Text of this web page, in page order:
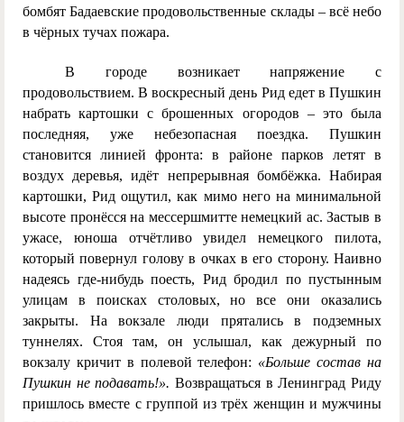
бомбят Бадаевские продовольственные склады – всё небо
в чёрных тучах пожара.
В городе возникает напряжение с
продовольствием. В воскресный день Рид едет в Пушкин
набрать картошки с брошенных огородов – это была
последняя, уже небезопасная поездка. Пушкин
становится линией фронта: в районе парков летят в
воздух деревья, идёт непрерывная бомбёжка. Набирая
картошки, Рид ощутил, как мимо него на минимальной
высоте пронёсся на мессершмитте немецкий ас. Застыв в
ужасе, юноша отчётливо увидел немецкого пилота,
который повернул голову в очках в его сторону. Наивно
надеясь где-нибудь поесть, Рид бродил по пустынным
улицам в поисках столовых, но все они оказались
закрыты. На вокзале люди прятались в подземных
туннелях. Стоя там, он услышал, как дежурный по
вокзалу кричит в полевой телефон: «Больше состав на
Пушкин не подавать!». Возвращаться в Ленинград Риду
пришлось вместе с группой из трёх женщин и мужчины